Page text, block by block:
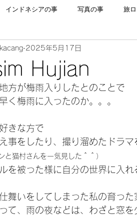
インドネシアの事 写真の事 旅
blog お料理・memasak
Hujian
2025年5月17日
方が梅雨入りしたとのことで
く梅雨に入ったのか。。。
きな方で
事をしたり、撮り溜めたドラ
と猫村さんを一気見した＾＾）
を被った様に自分の世界に入れ
舞いをしてしまった私の育っ
て、雨の夜などは、わざと窓を